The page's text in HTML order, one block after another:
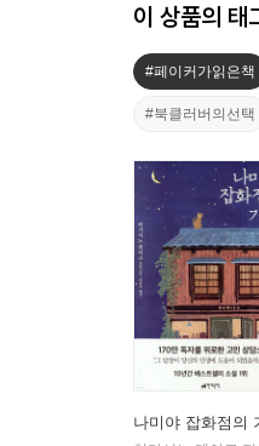
이 상품의 태
#페이커가읽은책
#북클러버의선택
나미야 잡화점의